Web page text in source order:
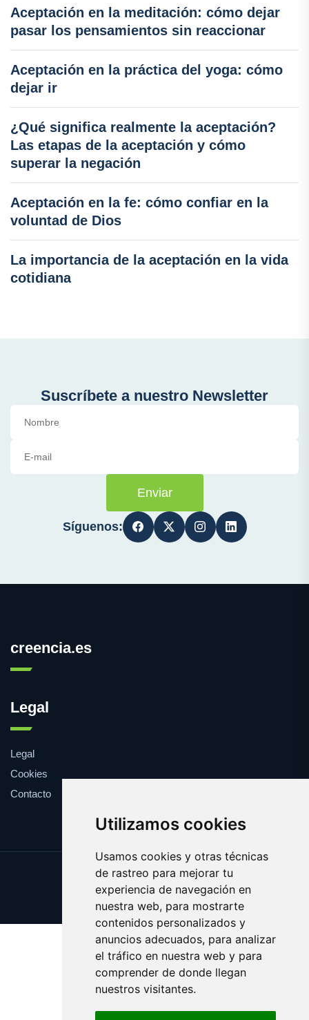
Utilizamos cookies
Usamos cookies y otras técnicas
de rastreo para mejorar tu
experiencia de navegación en
nuestra web, para mostrarte
contenidos personalizados y
anuncios adecuados, para analizar
el tráfico en nuestra web y para
comprender de donde llegan
nuestros visitantes.
Aceptación en la meditación: cómo dejar
pasar los pensamientos sin reaccionar
Aceptación en la práctica del yoga: cómo
dejar ir
¿Qué significa realmente la aceptación?
Las etapas de la aceptación y cómo
superar la negación
Aceptación en la fe: cómo confiar en la
voluntad de Dios
La importancia de la aceptación en la vida
cotidiana
Suscríbete a nuestro Newsletter
Enviar
Síguenos:
creencia.es
Legal
Legal
Cookies
Contacto
Update cookies preferences
Copyright © 2025 creencia.es